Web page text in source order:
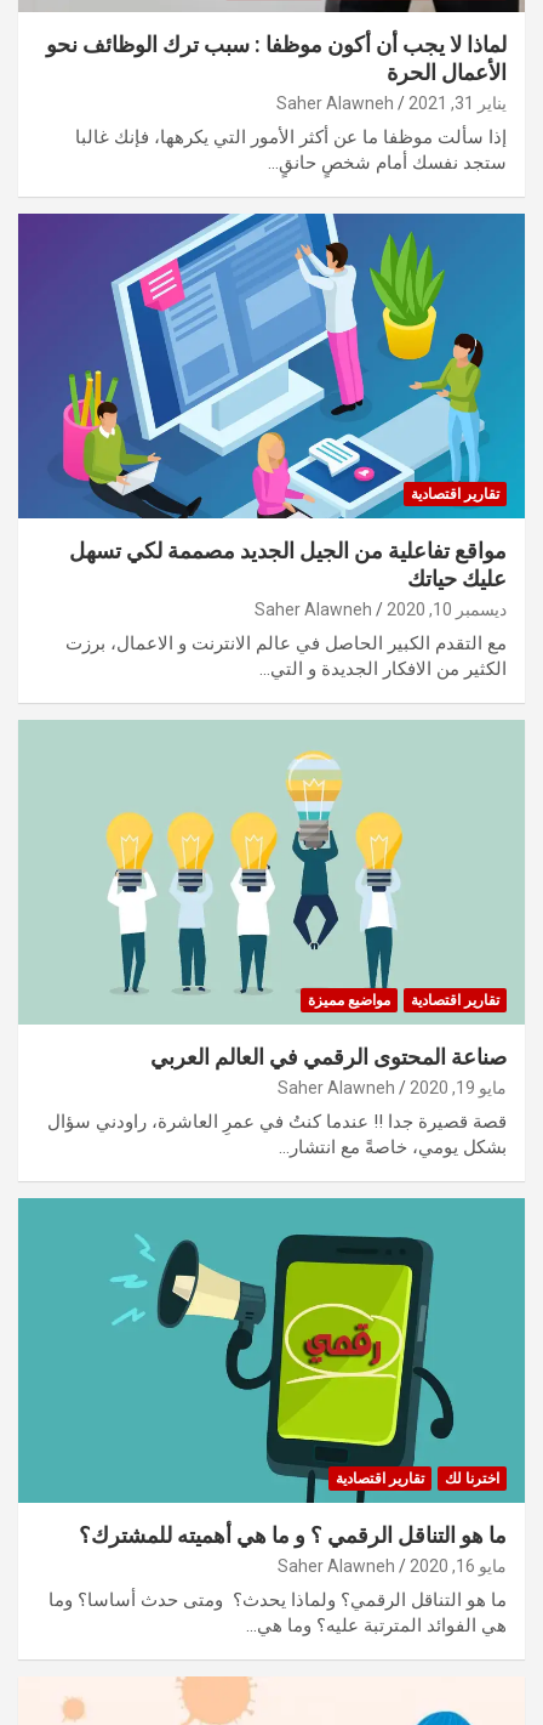
لماذا لا يجب أن أكون موظفا : سبب ترك الوظائف نحو
الأعمال الحرة
يناير 31, 2021 Saher Alawneh
إذا سألت موظفا ما عن أكثر الأمور التي يكرهها، فإنك غالبا
ستجد نفسك أمام شخصٍ حانقٍ…
تقارير اقتصادية
مواقع تفاعلية من الجيل الجديد مصممة لكي تسهل
عليك حياتك
ديسمبر 10, 2020 Saher Alawneh
مع التقدم الكبير الحاصل في عالم الانترنت و الاعمال، برزت
الكثير من الافكار الجديدة و التي…
تقارير اقتصادية مواضيع مميزة
صناعة المحتوى الرقمي في العالم العربي
مايو 19, 2020 Saher Alawneh
قصة قصيرة جدا !! عندما كنتُ في عمرِ العاشرة، راودني سؤال
بشكل يومي، خاصةً مع انتشار…
اخترنا لك تقارير اقتصادية
ما هو التناقل الرقمي ؟ و ما هي أهميته للمشترك؟
مايو 16, 2020 Saher Alawneh
ما هو التناقل الرقمي؟ ولماذا يحدث؟ ومتى حدث أساسا؟ وما
هي الفوائد المترتبة عليه؟ وما هي…